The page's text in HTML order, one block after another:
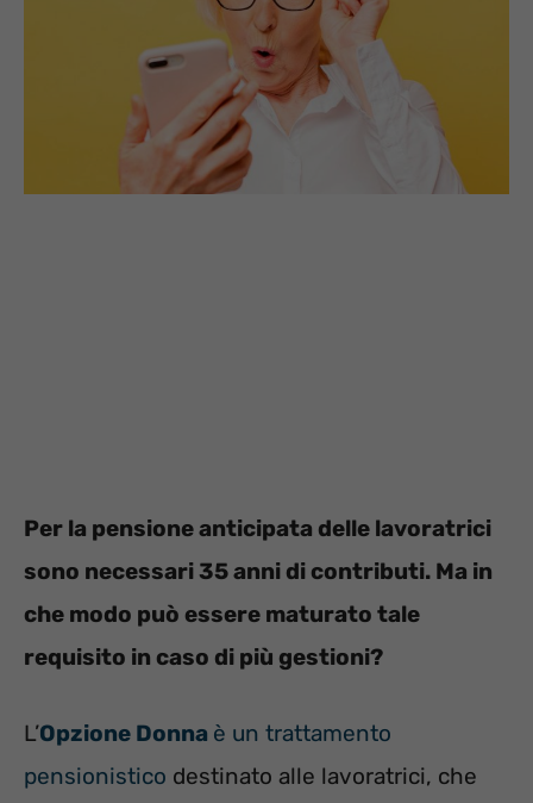
Per la pensione anticipata delle lavoratrici
sono necessari 35 anni di contributi. Ma in
che modo può essere maturato tale
requisito in caso di più gestioni?
L’Opzione Donna è un trattamento
pensionistico destinato alle lavoratrici, che